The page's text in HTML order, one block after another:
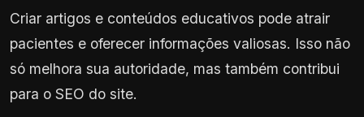
Criar artigos e conteúdos educativos pode atrair
pacientes e oferecer informações valiosas. Isso não
só melhora sua autoridade, mas também contribui
para o SEO do site.